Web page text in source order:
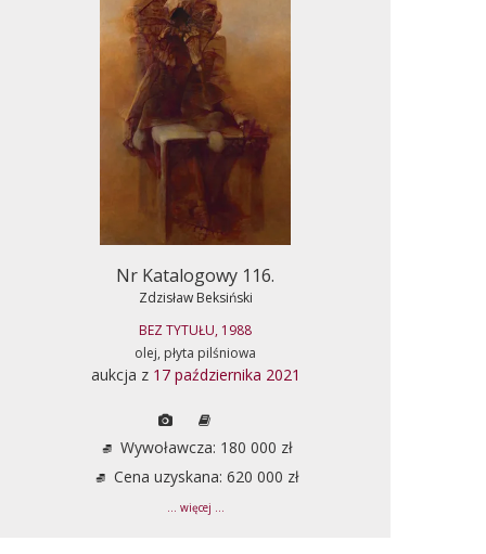
Nr Katalogowy 116.
Zdzisław Beksiński
BEZ TYTUŁU, 1988
olej, płyta pilśniowa
aukcja z 17 października 2021
Wywoławcza: 180 000 zł
Cena uzyskana: 620 000 zł
... więcej ...